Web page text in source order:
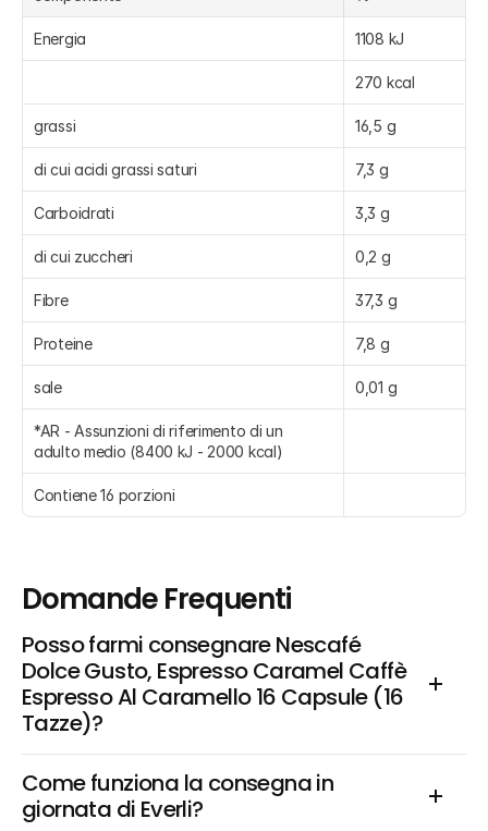
Energia 1108 kJ
270 kcal
grassi 16,5 g
di cui acidi grassi saturi 7,3 g
Carboidrati 3,3 g
di cui zuccheri 0,2 g
Fibre 37,3 g
Proteine 7,8 g
sale 0,01 g
*AR - Assunzioni di riferimento di un
adulto medio (8400 kJ - 2000 kcal)
Contiene 16 porzioni
Domande Frequenti
Posso farmi consegnare Nescafé
Dolce Gusto, Espresso Caramel Caffè
Espresso Al Caramello 16 Capsule (16
Tazze)?
Come funziona la consegna in
giornata di Everli?